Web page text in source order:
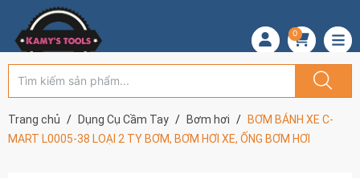
0
Trang chủ Dụng Cụ Cầm Tay Bơm hơi
BƠM BÁNH XE C-
MART L0005-38 LOẠI 2 TY BƠM, BƠM HƠI XE, ỐNG BƠM HƠI